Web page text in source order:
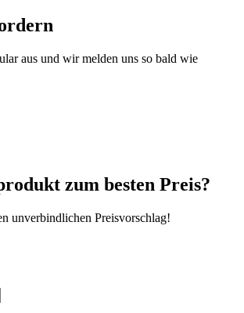
aus und wir melden uns so bald wie
zum besten Preis?
unverbindlichen Preisvorschlag!